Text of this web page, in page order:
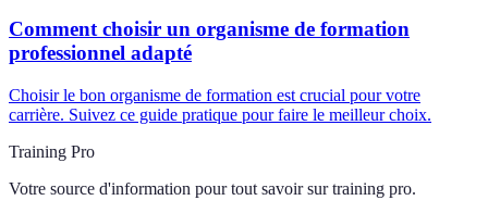
Comment choisir un organisme de formation
professionnel adapté
Choisir le bon organisme de formation est crucial pour votre
carrière. Suivez ce guide pratique pour faire le meilleur choix.
Training Pro
Votre source d'information pour tout savoir sur training pro.